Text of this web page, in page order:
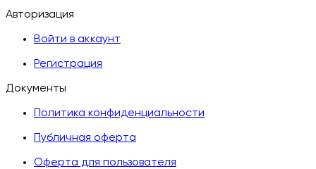
Авторизация
Войти в аккаунт
Регистрация
Документы
Политика конфиденциальности
Публичная оферта
Оферта для пользователя